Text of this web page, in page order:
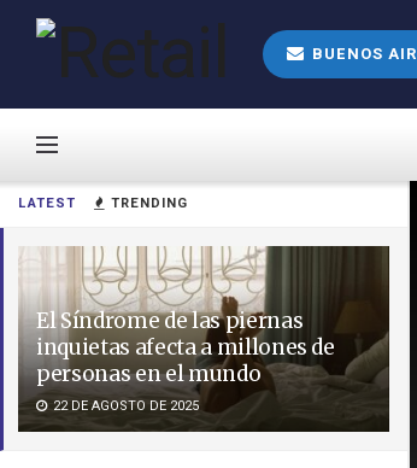
LATEST TRENDING
El Síndrome de las piernas
inquietas afecta a millones de
personas en el mundo
22 DE AGOSTO DE 2025
BUENOS